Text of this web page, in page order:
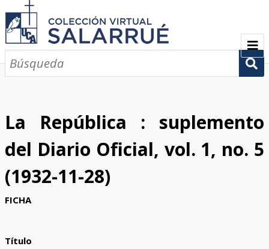
PRESENTACIÓN
CRONOLOGÍA
COLECCIONES
GALERÍA
La República : suplemento
del Diario Oficial, vol. 1, no. 5
(1932-11-28)
FICHA
Título